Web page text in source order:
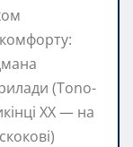
(Tono-
XX — на